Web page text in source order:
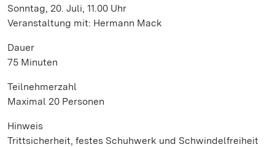
Sonntag, 20. Juli, 11.00 Uhr
Veranstaltung mit: Hermann Mack
Dauer
75 Minuten
Teilnehmerzahl
Maximal 20 Personen
Hinweis
Trittsicherheit, festes Schuhwerk und Schwindelfreiheit